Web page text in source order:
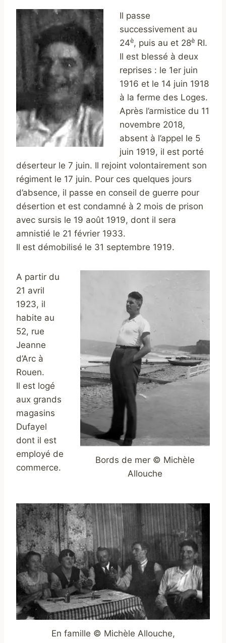
Il passe
successivement au
24è, puis au et 28è RI.
Il est blessé à deux
reprises : le 1er juin
1916 et le 14 juin 1918
à la ferme des Loges.
Après l’armistice du 11
novembre 2018,
absent à l’appel le 5
juin 1919, il est porté
déserteur le 7 juin. Il rejoint volontairement son
régiment le 17 juin. Pour ces quelques jours
d’absence, il passe en conseil de guerre pour
désertion et est condamné à 2 mois de prison
avec sursis le 19 août 1919, dont il sera
amnistié le 21 février 1933.
Il est démobilisé le 31 septembre 1919.
Bords de mer © Michèle
Allouche
A partir du
21 avril
1923, il
habite au
52, rue
Jeanne
d’Arc à
Rouen.
Il est logé
aux grands
magasins
Dufayel
dont il est
employé de
commerce.
En famille © Michèle Allouche,